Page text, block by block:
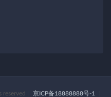
reserved 京ICP备18888888号-1